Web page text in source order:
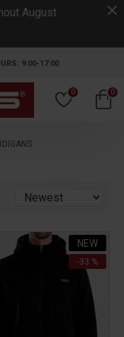
August
9:00-17:00
0 0
NEW
-33 %